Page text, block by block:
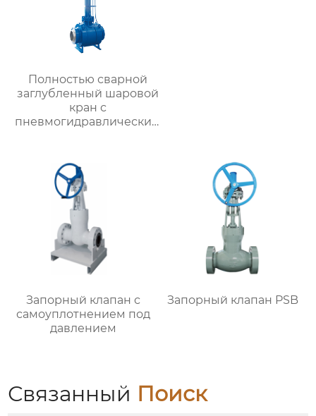
Полностью сварной
заглубленный шаровой
кран с
пневмогидравлическим
Запорный клапан с
самоуплотнением под
давлением
Запорный клапан PSB
Связанный Поиск